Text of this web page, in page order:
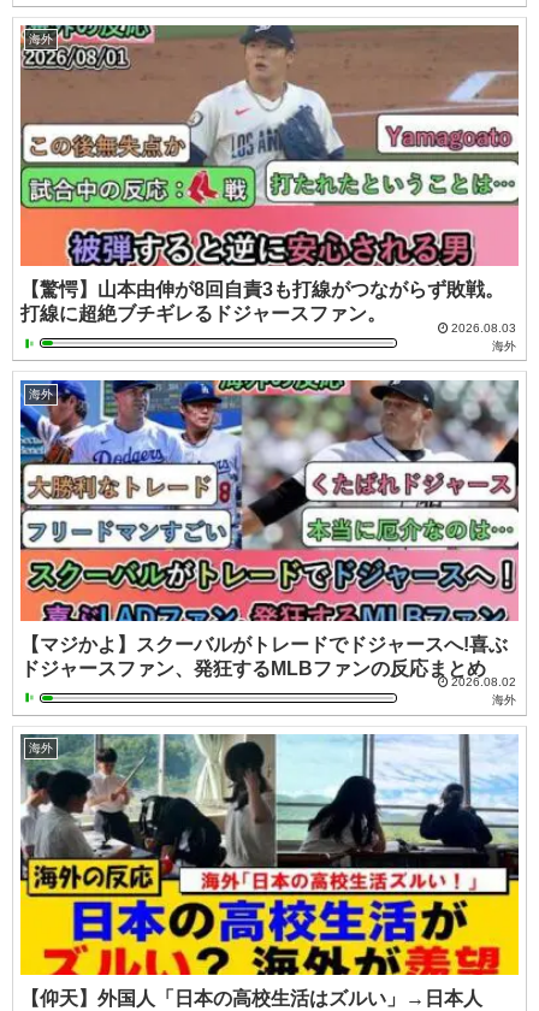
海外
【驚愕】山本由伸が8回自責3も打線がつながらず敗戦。
打線に超絶ブチギレるドジャースファン。
2026.08.03
海外
海外
【マジかよ】スクーバルがトレードでドジャースへ!喜ぶ
ドジャースファン、発狂するMLBファンの反応まとめ
2026.08.02
海外
海外
【仰天】外国人「日本の高校生活はズルい」→日本人